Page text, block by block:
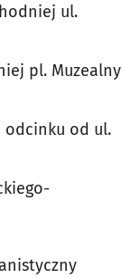
ul.
pl. Muzealny
odcinku od ul.